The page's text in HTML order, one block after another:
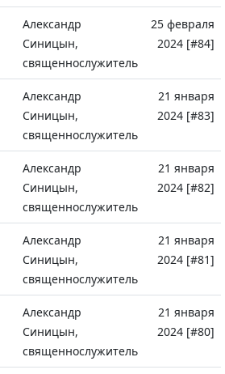
Александр
Синицын,
священнослужитель
25 февраля
2024 [#84]
Александр
Синицын,
священнослужитель
21 января
2024 [#83]
Александр
Синицын,
священнослужитель
21 января
2024 [#82]
Александр
Синицын,
священнослужитель
21 января
2024 [#81]
Александр
Синицын,
священнослужитель
21 января
2024 [#80]